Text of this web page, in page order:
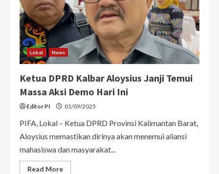
Lokal News
Ketua DPRD Kalbar Aloysius Janji Temui
Massa Aksi Demo Hari Ini
Editor PI 01/09/2025
PIFA, Lokal – Ketua DPRD Provinsi Kalimantan Barat,
Aloysius memastikan dirinya akan menemui aliansi
mahasiswa dan masyarakat...
Read MoreRead